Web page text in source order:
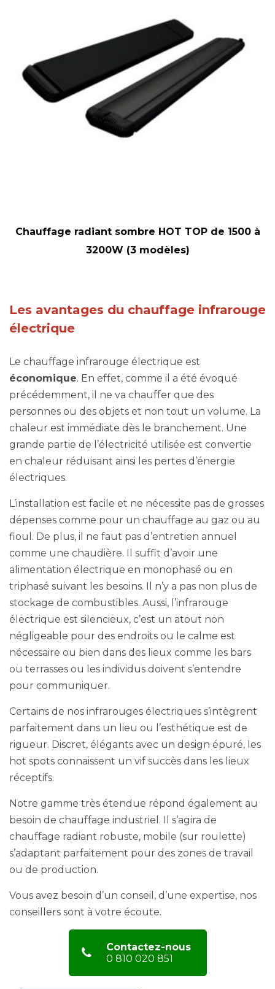
Chauffage radiant sombre HOT TOP de 1500 à
3200W (3 modèles)
Les avantages du chauffage infrarouge
électrique
Le chauffage infrarouge électrique est
économique. En effet, comme il a été évoqué
précédemment, il ne va chauffer que des
personnes ou des objets et non tout un volume. La
chaleur est immédiate dès le branchement. Une
grande partie de l’électricité utilisée est convertie
en chaleur réduisant ainsi les pertes d’énergie
électriques.
L’installation est facile et ne nécessite pas de grosses
dépenses comme pour un chauffage au gaz ou au
fioul. De plus, il ne faut pas d’entretien annuel
comme une chaudière. Il suffit d’avoir une
alimentation électrique en monophasé ou en
triphasé suivant les besoins. Il n’y a pas non plus de
stockage de combustibles. Aussi, l’infrarouge
électrique est silencieux, c’est un atout non
négligeable pour des endroits ou le calme est
nécessaire ou bien dans des lieux comme les bars
ou terrasses ou les individus doivent s’entendre
pour communiquer.
Certains de nos infrarouges électriques s’intègrent
parfaitement dans un lieu ou l’esthétique est de
rigueur. Discret, élégants avec un design épuré, les
hot spots connaissent un vif succès dans les lieux
réceptifs.
Notre gamme très étendue répond également au
besoin de chauffage industriel. Il s’agira de
chauffage radiant robuste, mobile (sur roulette)
s’adaptant parfaitement pour des zones de travail
ou de production.
Vous avez besoin d’un conseil, d’une expertise, nos
conseillers sont à votre écoute.
Contactez-nous
0 810 020 851